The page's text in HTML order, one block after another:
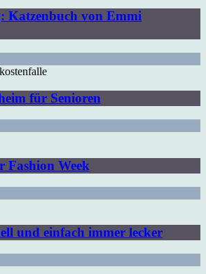
Katzenbuch von Emmi
für Senioren
Fashion Week
und einfach immer lecker